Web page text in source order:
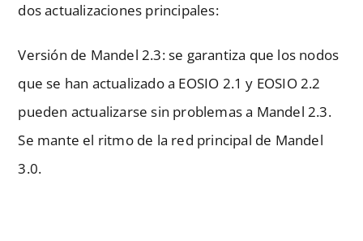
dos actualizaciones principales:
Versión de Mandel 2.3: se garantiza que los nodos
que se han actualizado a EOSIO 2.1 y EOSIO 2.2
pueden actualizarse sin problemas a Mandel 2.3.
Se mante el ritmo de la red principal de Mandel
3.0.